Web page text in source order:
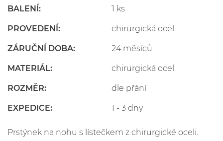
BALENÍ: 1 ks
PROVEDENÍ: chirurgická ocel
ZÁRUČNÍ DOBA: 24 měsíců
MATERIÁL: chirurgická ocel
ROZMĚR: dle přání
EXPEDICE: 1 - 3 dny
Prstýnek na nohu s lístečkem z chirurgické oceli.